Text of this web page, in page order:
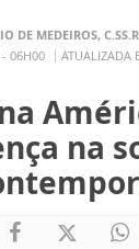
DE MEDEIROS,
06H00
ATUALIZADA
na